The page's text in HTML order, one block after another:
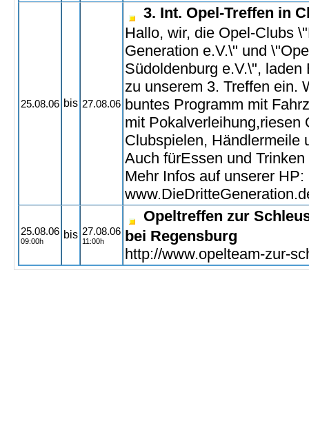
25.08.06 bis 27.08.06
3. Int. Opel-Treffen in
Hallo, wir, die Opel-Clubs
Generation e.V.\" und
Südoldenburg e.V.\", laden
zu unserem 3. Treffen ein.
buntes Programm mit
mit Pokalverleihung,riesen
Clubspielen, Händlermeile
Auch fürEssen und
Mehr Infos auf unserer HP:
25.08.06
09:00h
bis 27.08.06
11:00h
Opeltreffen zur
bei Regensburg
http://www.opelteam-zur-